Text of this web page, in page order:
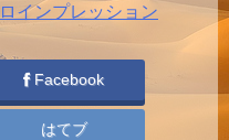
インプレッション
Facebook
はてブ